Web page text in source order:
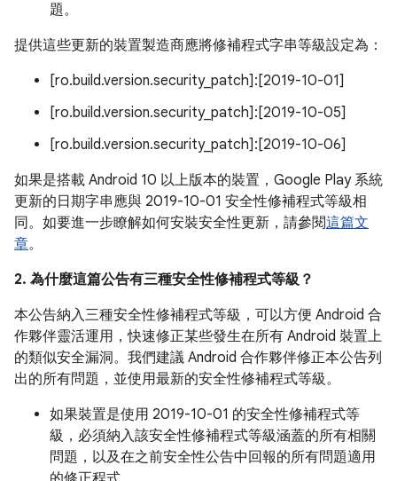
題。
提供這些更新的裝置製造商應將修補程式字串等級設定為：
[ro.build.version.security_patch]:[2019-10-01]
[ro.build.version.security_patch]:[2019-10-05]
[ro.build.version.security_patch]:[2019-10-06]
如果是搭載 Android 10 以上版本的裝置，Google Play 系統
更新的日期字串應與 2019-10-01 安全性修補程式等級相
同。如要進一步瞭解如何安裝安全性更新，請參閱這篇文
章。
2. 為什麼這篇公告有三種安全性修補程式等級？
本公告納入三種安全性修補程式等級，可以方便 Android 合
作夥伴靈活運用，快速修正某些發生在所有 Android 裝置上
的類似安全漏洞。我們建議 Android 合作夥伴修正本公告列
出的所有問題，並使用最新的安全性修補程式等級。
如果裝置是使用 2019-10-01 的安全性修補程式等
級，必須納入該安全性修補程式等級涵蓋的所有相關
問題，以及在之前安全性公告中回報的所有問題適用